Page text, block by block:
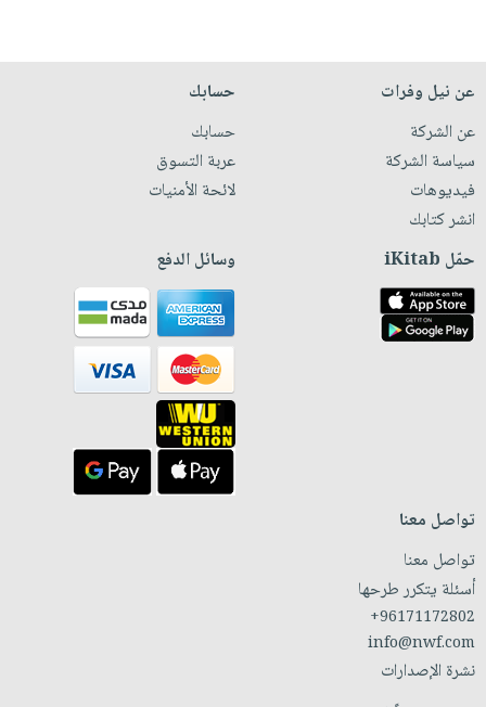
عن نيل وفرات
عن الشركة
سياسة الشركة
فيديوهات
انشر كتابك
حسابك
حسابك
عربة التسوق
لائحة الأمنيات
حمّل iKitab وسائل الدفع
تواصل معنا
تواصل معنا
أسئلة يتكرر طرحها
+96171172802
info@nwf.com
نشرة الإصدارات